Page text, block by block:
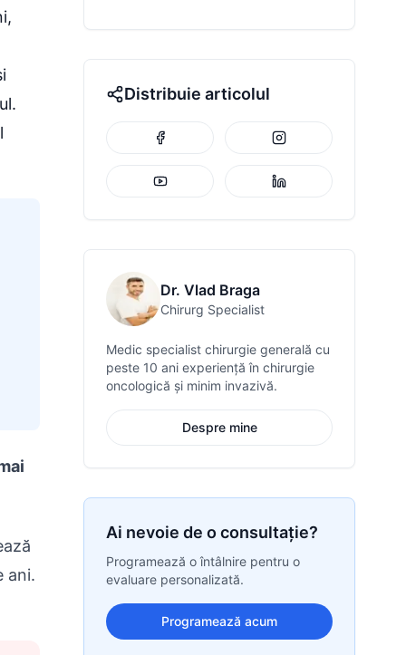
ani.
Distribuie articolul
Dr. Vlad Braga
Chirurg Specialist
Medic specialist chirurgie generală cu
peste 10 ani experiență în chirurgie
oncologică și minim invazivă.
Despre mine
Ai nevoie de o consultație?
Programează o întâlnire pentru o
evaluare personalizată.
Programează acum